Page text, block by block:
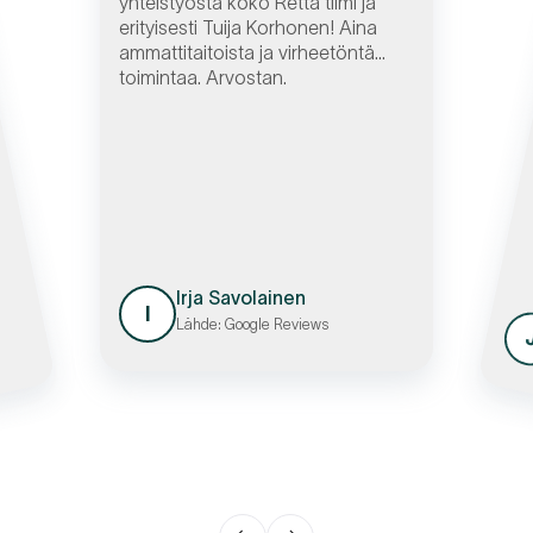
erityisesti Tuija Korhonen! Aina
ammattitaitoista ja virheetöntä
toimintaa. Arvostan.
Irja Savolainen
Lähde: Google Reviews